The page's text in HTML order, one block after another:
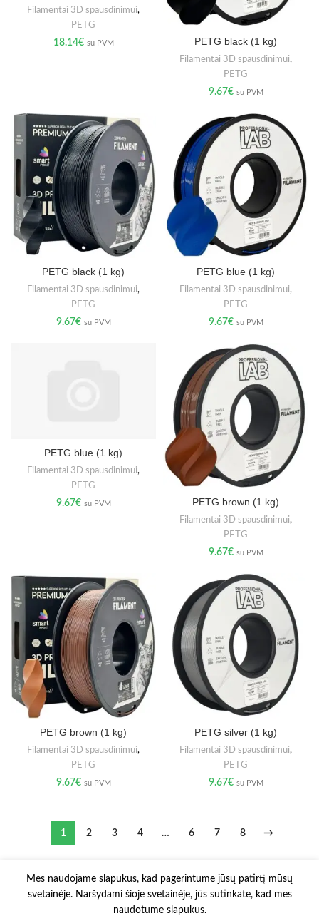
Filamentai 3D spausdinimui,
PETG
18.14€ su PVM PETG black (1 kg)
Filamentai 3D spausdinimui,
PETG
9.67€ su PVM
PETG black (1 kg)
Filamentai 3D spausdinimui,
PETG
9.67€ su PVM
PETG blue (1 kg)
Filamentai 3D spausdinimui,
PETG
9.67€ su PVM
PETG blue (1 kg)
Filamentai 3D spausdinimui,
PETG
9.67€ su PVM PETG brown (1 kg)
Filamentai 3D spausdinimui,
PETG
9.67€ su PVM
PETG brown (1 kg)
Filamentai 3D spausdinimui,
PETG
9.67€ su PVM
PETG silver (1 kg)
Filamentai 3D spausdinimui,
PETG
9.67€ su PVM
1 2 3 4 … 6 7 8 →
Mes naudojame slapukus, kad pagerintume jūsų patirtį mūsų
svetainėje. Naršydami šioje svetainėje, jūs sutinkate, kad mes
naudotume slapukus.